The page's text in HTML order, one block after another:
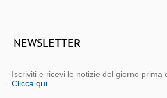
NEWSLETTER
Iscriviti e ricevi le notizie del giorno prima
Clicca qui